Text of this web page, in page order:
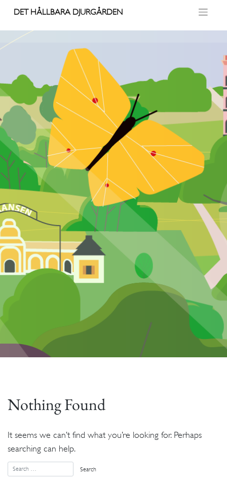
content
DET HÅLLBARA DJURGÅRDEN
Nothing Found
It seems we can’t find what you’re looking for. Perhaps
searching can help.